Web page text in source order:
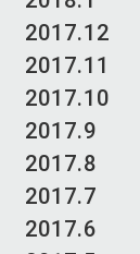
2017.12
2017.11
2017.10
2017.9
2017.8
2017.7
2017.6